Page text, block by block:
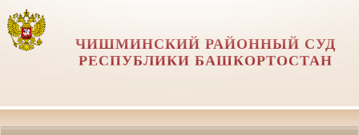
ЧИШМИНСКИЙ РАЙОННЫЙ СУД
РЕСПУБЛИКИ БАШКОРТОСТАН